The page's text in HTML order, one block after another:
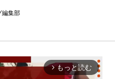
編集部
arrow_forward_ios もっと読む